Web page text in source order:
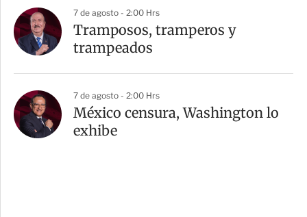
7 de agosto - 2:00 Hrs
Tramposos, tramperos y
trampeados
7 de agosto - 2:00 Hrs
México censura, Washington lo
exhibe